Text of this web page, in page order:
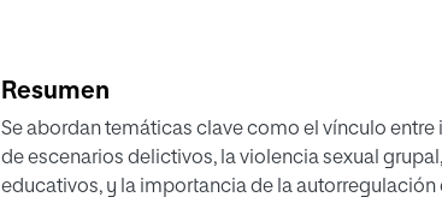
Resumen
Se abordan temáticas clave como el vínculo
de escenarios delictivos, la violencia sexual
educativos, y la importancia de la